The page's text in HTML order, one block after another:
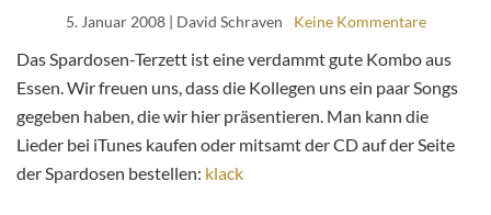
5. Januar 2008| David Schraven Keine Kommentare
Das Spardosen-Terzett ist eine verdammt gute Kombo aus
Essen. Wir freuen uns, dass die Kollegen uns ein paar Songs
gegeben haben, die wir hier präsentieren. Man kann die
Lieder bei iTunes kaufen oder mitsamt der CD auf der Seite
der Spardosen bestellen: klack